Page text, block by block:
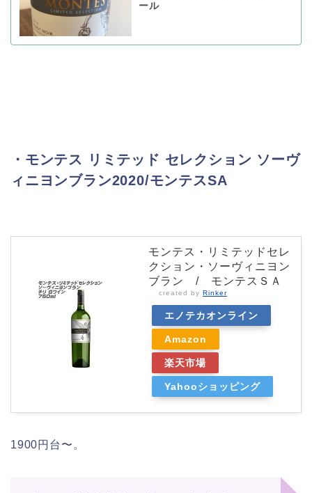
ール
・モンテス リミテッド セレクション ソーヴ
ィニヨンブラン2020/モンテスSA
モンテス・リミテッドセレ
クション・ソーヴィニヨン
ブラン / モンテスＳＡ
created by Rinker
エノテカオンライン
Amazon
楽天市場
Yahooショッピング
1900円台〜。